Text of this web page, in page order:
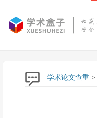
学术论文查重 >